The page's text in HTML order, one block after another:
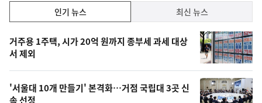
기,
최
신,
오
늘
인기 뉴스 최신 뉴스
기
뉴
스
거주용 1주택, 시가 20억 원까지 종부세 과세 대상
서 제외
'서울대 10개 만들기' 본격화…거점 국립대 3곳 신
속 선정